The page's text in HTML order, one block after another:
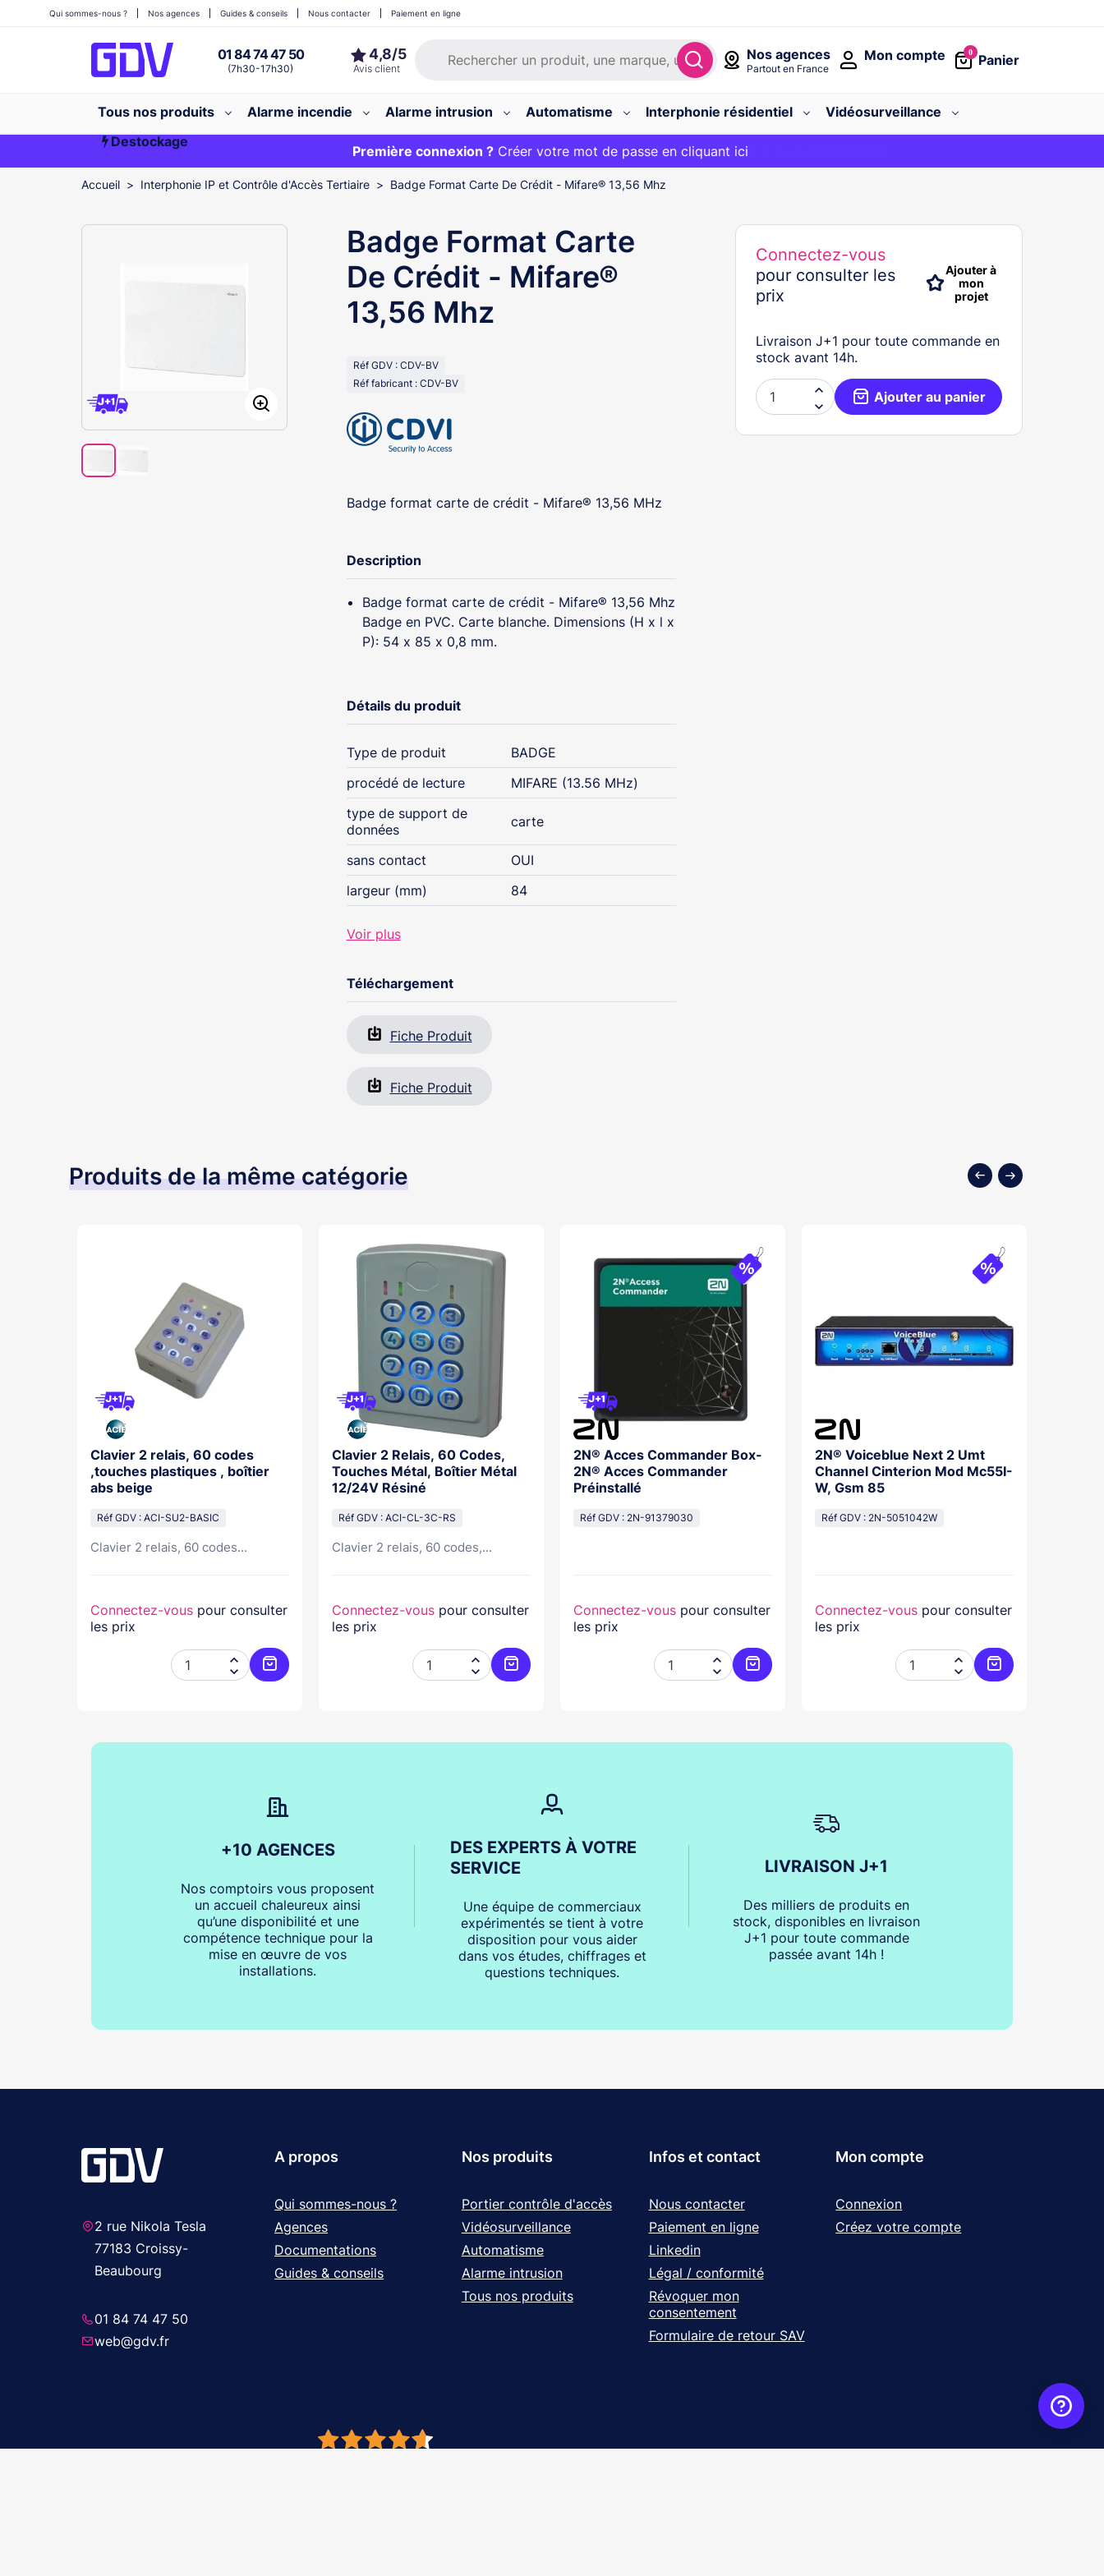
Nos agences
Partout en France
01 84 74 47 50
(7h30-17h30)
0
Panier
Mon compte
Qui sommes-nous ? Nos agences Guides & conseils Nous contacter Paiement en ligne
Tous nos produits Alarme incendie Alarme intrusion Automatisme Interphonie résidentiel
Vidéosurveillance
Destockage
Première commande ?20€ OFFERT sur votre panier et livraison 24/48h gratuite avec le code
Première connexion ?Créer votre mot de passe en cliquant ici
EXCLU WEB :
Accueil Interphonie IP et Contrôle d'Accès Tertiaire Badge Format Carte De Crédit - Mifare® 13,56 Mhz
Badge Format Carte
De Crédit - Mifare®
13,56 Mhz
Réf GDV : CDV-BV
Réf fabricant : CDV-BV
Badge format carte de crédit - Mifare® 13,56 MHz
Description
Badge format carte de crédit - Mifare® 13,56 Mhz
Badge en PVC. Carte blanche. Dimensions (H x l x
P): 54 x 85 x 0,8 mm.
Détails du produit
Type de produit
BADGE
procédé de lecture
MIFARE (13.56 MHz)
type de support de
données
carte
sans contact
OUI
largeur (mm)
84
Voir plus
Téléchargement
Fiche Produit
Fiche Produit
Connectez-vous
pour consulter les
prix
Ajouter à
mon
projet
Livraison J+1 pour toute commande en
stock avant 14h.

 Ajouter au panier
Produits de la même catégorie
Clavier 2 relais, 60 codes
,touches plastiques , boîtier
abs beige
Réf GDV : ACI-SU2-BASIC
Clavier 2 relais, 60 codes...
Connectez-vous pour consulter
les prix


Ajouter au panier
Clavier 2 Relais, 60 Codes,
Touches Métal, Boîtier Métal
12/24V Résiné
Réf GDV : ACI-CL-3C-RS
Clavier 2 relais, 60 codes,...
Connectez-vous pour consulter
les prix


Ajouter au panier
2N® Acces Commander Box-
2N® Acces Commander
Préinstallé
Réf GDV : 2N-91379030
Connectez-vous pour consulter
les prix


Ajouter au panier
2N® Voiceblue Next 2 Umt
Channel Cinterion Mod Mc55I-
W, Gsm 85
Réf GDV : 2N-5051042W
Connectez-vous pour consulter
les prix


Ajouter au panier
+10 AGENCES
Nos comptoirs vous proposent
un accueil chaleureux ainsi
qu’une disponibilité et une
compétence technique pour la
mise en œuvre de vos
installations.
DES EXPERTS À VOTRE
SERVICE
Une équipe de commerciaux
expérimentés se tient à votre
disposition pour vous aider
dans vos études, chiffrages et
questions techniques.
LIVRAISON J+1
Des milliers de produits en
stock, disponibles en livraison
J+1 pour toute commande
passée avant 14h !
2 rue Nikola Tesla
77183 Croissy-
Beaubourg
01 84 74 47 50
web@gdv.fr
A propos
Qui sommes-nous ?
Agences
Documentations
Guides & conseils
Nos produits
Portier contrôle d'accès
Vidéosurveillance
Automatisme
Alarme intrusion
Tous nos produits
Infos et contact
Nous contacter
Paiement en ligne
Linkedin
Légal / conformité
Révoquer mon
consentement
Formulaire de retour SAV
Mon compte
Connexion
Créez votre compte